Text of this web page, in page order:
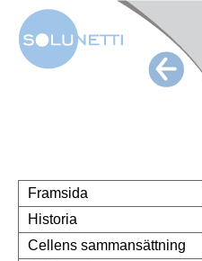
Framsida
Historia
Cellens sammansättning